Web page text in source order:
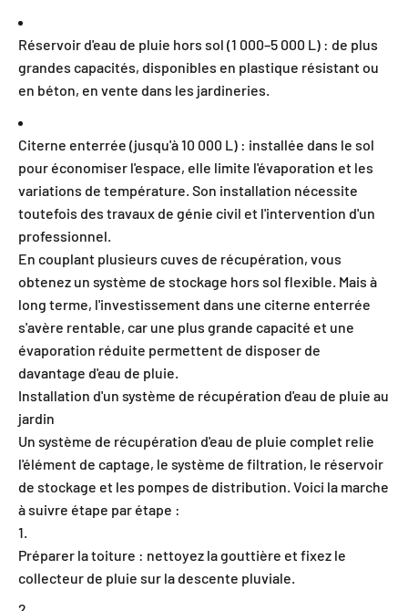
Réservoir d'eau de pluie hors sol (1 000–5 000 L) : de plus
grandes capacités, disponibles en plastique résistant ou
en béton, en vente dans les jardineries.
Citerne enterrée (jusqu'à 10 000 L) : installée dans le sol
pour économiser l'espace, elle limite l'évaporation et les
variations de température. Son installation nécessite
toutefois des travaux de génie civil et l'intervention d'un
professionnel.
En couplant plusieurs cuves de récupération, vous
obtenez un système de stockage hors sol flexible. Mais à
long terme, l'investissement dans une citerne enterrée
s'avère rentable, car une plus grande capacité et une
évaporation réduite permettent de disposer de
davantage d'eau de pluie.
Installation d'un système de récupération d'eau de pluie au
jardin
Un système de récupération d'eau de pluie complet relie
l'élément de captage, le système de filtration, le réservoir
de stockage et les pompes de distribution. Voici la marche
à suivre étape par étape :
Préparer la toiture : nettoyez la gouttière et fixez le
collecteur de pluie sur la descente pluviale.